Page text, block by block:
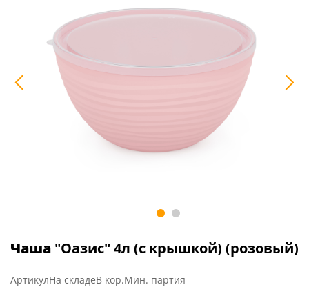
Чаша "Оазис" 4л (с крышкой) (розовый)
АртикулНа складеВ кор.Мин. партия